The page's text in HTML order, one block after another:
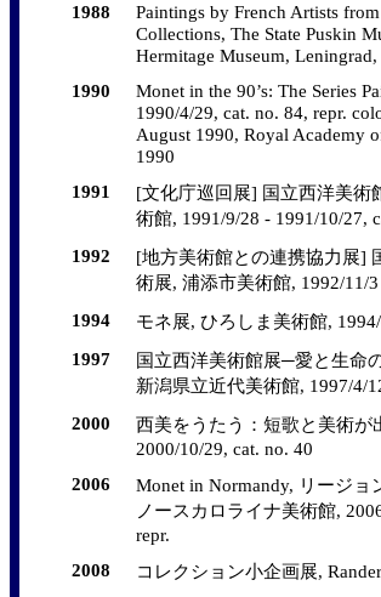
1988
Paintings by French Artists
Collections, The State Puskin
Hermitage Museum,
1990
Monet in the 90’s: The Series
1990/4/29, cat. no. 84, repr.
August 1990, Royal Academy
1990
1991
[文化庁巡回展] 国立西洋美術
術館, 1991/9/28 - 1991/10/27,
1992
[地方美術館との連携協力展]
術展, 浦添市美術館, 1992/11/
1994
モネ展, ひろしま美術館,
1997
国立西洋美術館展─愛と生命
新潟県立近代美術館, 1997/4/
2000
西美をうたう：短歌と美術が
2000/10/29, cat. no. 40
2006
Monet in Normandy, リージョ
ノースカロライナ美術館,
repr.
2008
コレクション小企画展,